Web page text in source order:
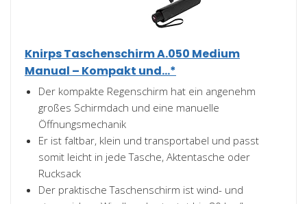
Knirps Taschenschirm A.050 Medium
Manual – Kompakt und...*
Der kompakte Regenschirm hat ein angenehm
großes Schirmdach und eine manuelle
Öffnungsmechanik
Er ist faltbar, klein und transportabel und passt
somit leicht in jede Tasche, Aktentasche oder
Rucksack
Der praktische Taschenschirm ist wind- und